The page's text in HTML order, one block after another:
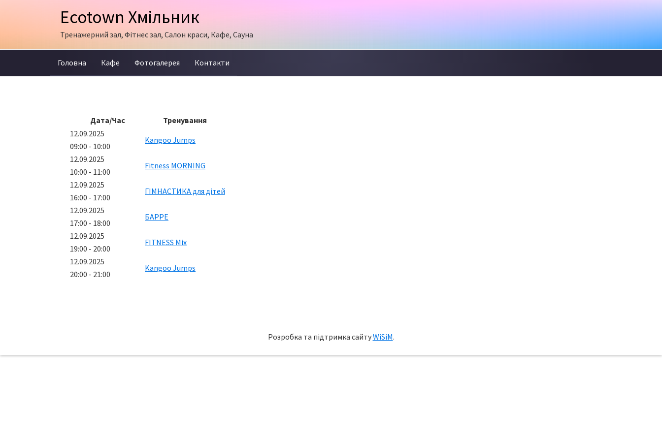
Ecotown Хмільник
Тренажерний зал, Фітнес зал, Салон краси, Кафе, Сауна
Головна Кафе Фотогалерея Контакти
Дата/Час
Тренування
12.09.2025
09:00 - 10:00
Kangoo Jumps
12.09.2025
10:00 - 11:00
Fitness MORNING
12.09.2025
16:00 - 17:00
ГІМНАСТИКА для дітей
12.09.2025
17:00 - 18:00
БАРРЕ
12.09.2025
19:00 - 20:00
FITNESS Mix
12.09.2025
20:00 - 21:00
Kangoo Jumps
Розробка та підтримка сайтуWiSiM.